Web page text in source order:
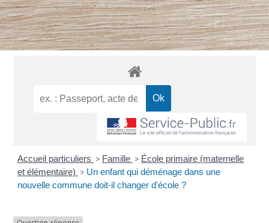
Accueil particuliers > Famille > École primaire (maternelle
et élémentaire) > Un enfant qui déménage dans une
nouvelle commune doit-il changer d'école ?